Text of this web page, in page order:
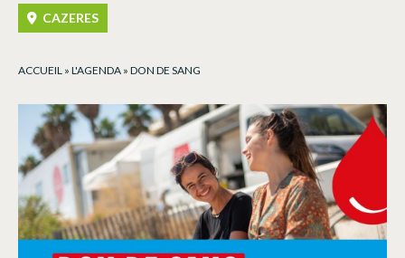
CAZERES
ACCUEIL » L'AGENDA » DON DE SANG